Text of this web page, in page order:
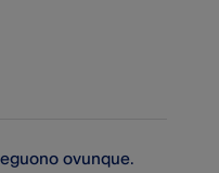
ovunque.